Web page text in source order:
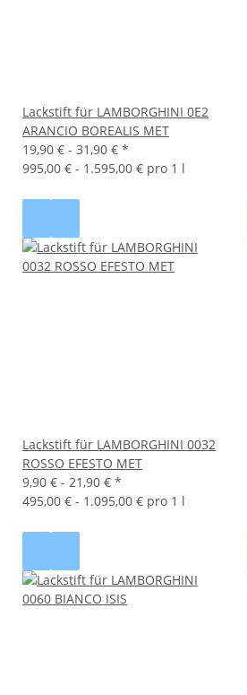
Lackstift für LAMBORGHINI 0E2
ARANCIO BOREALIS MET
19,90 € - 31,90 € *
995,00 € - 1.595,00 € pro 1 l
Lackstift für LAMBORGHINI 0032
ROSSO EFESTO MET
9,90 € - 21,90 € *
495,00 € - 1.095,00 € pro 1 l